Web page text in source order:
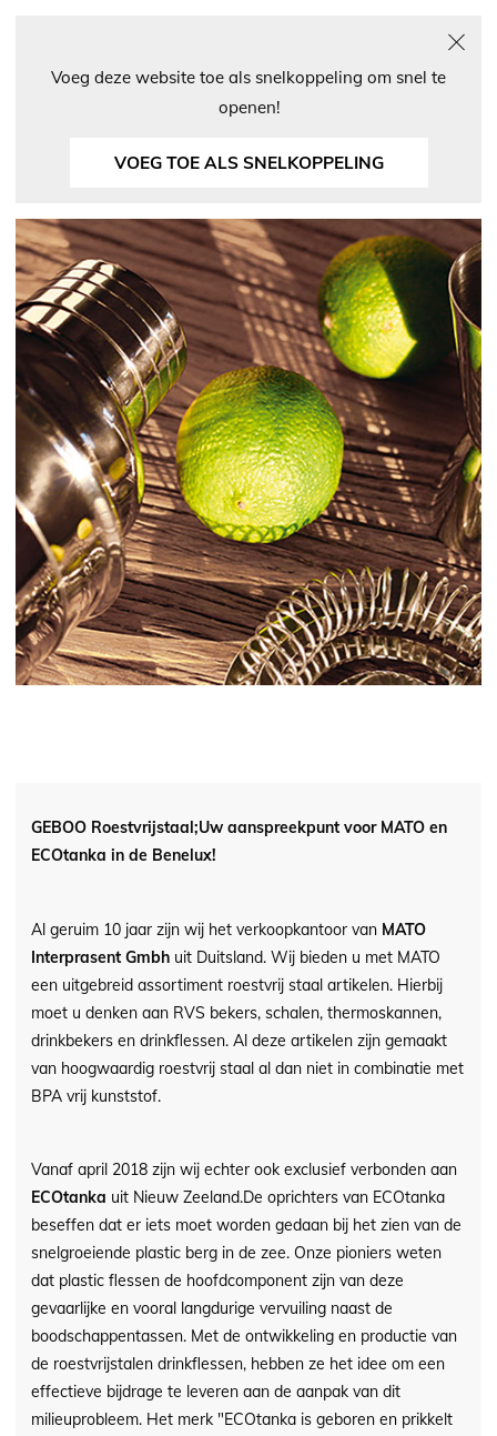
Voeg deze website toe als snelkoppeling om snel te
openen!
VOEG TOE ALS SNELKOPPELING
GEBOO Roestvrijstaal;Uw aanspreekpunt voor MATO en
ECOtanka in de Benelux!
Al geruim 10 jaar zijn wij het verkoopkantoor van MATO
Interprasent Gmbh uit Duitsland. Wij bieden u met MATO
een uitgebreid assortiment roestvrij staal artikelen. Hierbij
moet u denken aan RVS bekers, schalen, thermoskannen,
drinkbekers en drinkflessen. Al deze artikelen zijn gemaakt
van hoogwaardig roestvrij staal al dan niet in combinatie met
BPA vrij kunststof.
Vanaf april 2018 zijn wij echter ook exclusief verbonden aan
ECOtanka uit Nieuw Zeeland.De oprichters van ECOtanka
beseffen dat er iets moet worden gedaan bij het zien van de
snelgroeiende plastic berg in de zee. Onze pioniers weten
dat plastic flessen de hoofdcomponent zijn van deze
gevaarlijke en vooral langdurige vervuiling naast de
boodschappentassen. Met de ontwikkeling en productie van
de roestvrijstalen drinkflessen, hebben ze het idee om een ​​
effectieve bijdrage te leveren aan de aanpak van dit
milieuprobleem. Het merk "ECOtanka is geboren en prikkelt